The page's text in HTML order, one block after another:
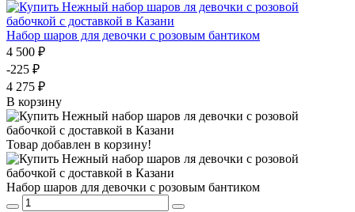
Набор шаров для девочки с розовым бантиком
4 500 ₽
-225 ₽
4 275 ₽
В корзину
Товар добавлен в корзину!
Набор шаров для девочки с розовым бантиком